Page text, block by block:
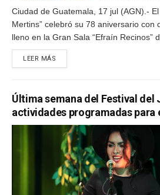
Ciudad de Guatemala, 17 jul (AGN).-
Mertins” celebró su 78 aniversario con
lleno en la Gran Sala “Efraín Recinos”
LEER MÁS
Última semana del Festival del
actividades programadas para